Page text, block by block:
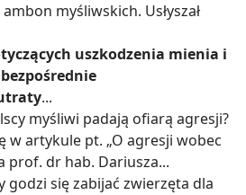
myśliwskich. Usłyszał
uszkodzenia mienia i
...
myśliwi padają ofiarą agresji?
w artykule pt. „O agresji wobec
prof. dr hab. Dariusza...
godzi się zabijać zwierzęta dla